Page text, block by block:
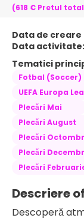
(618 € Pretul total
Data de creare
Data activitate:
Tematici
Fotbal (Soccer)
UEFA Europa
Plecări Mai
Plecări August
Plecări
Plecări
Plecări
Descriere